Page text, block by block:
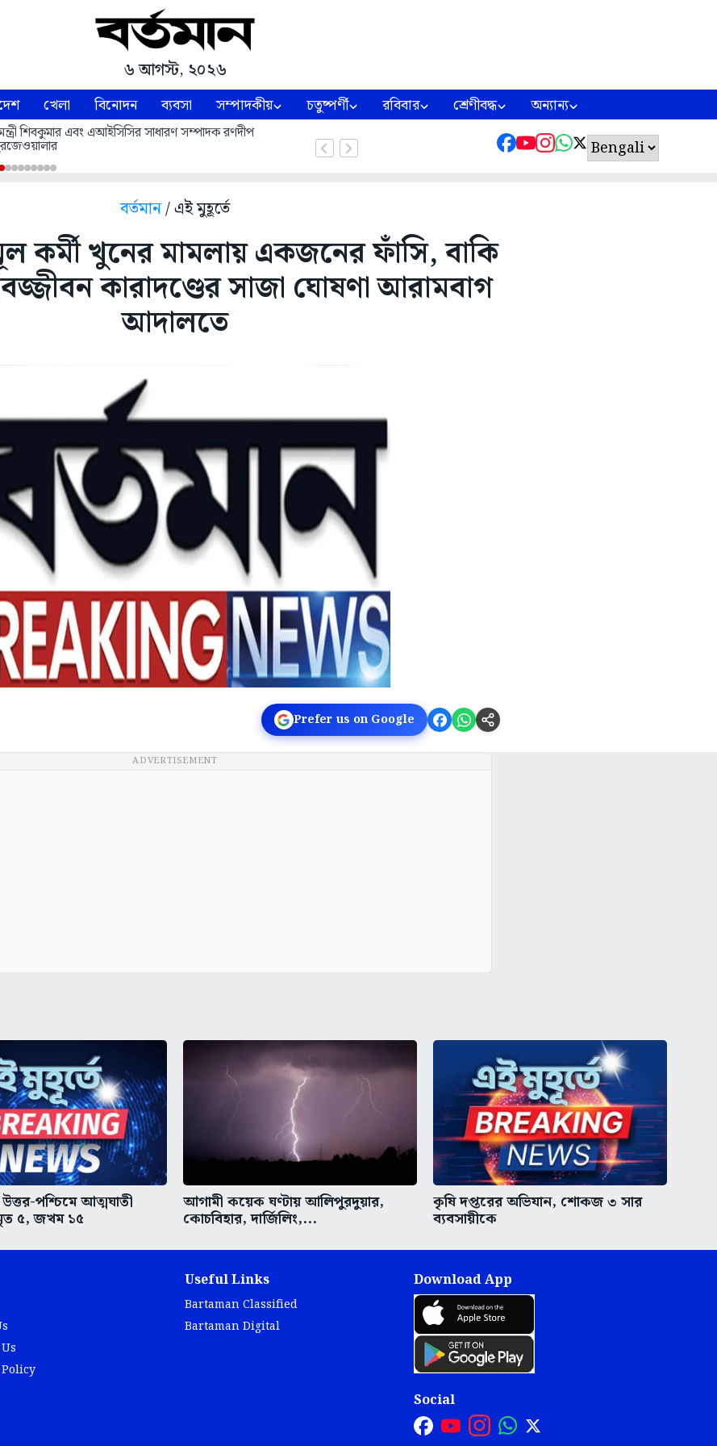
৬ আগস্ট, ২০২৬
খেলা বিনোদন ব্যবসা সম্পাদকীয় চতুষ্পর্ণী রবিবার শ্রেণীবদ্ধ অন্যান্য
শিবকুমার এবং এআইসিসির সাধারণ সম্পাদক রণদীপ
বর্তমান/ এই মুহূর্তে
কর্মী খুনের মামলায় একজনের ফাঁসি, বাকি
কারাদণ্ডের সাজা ঘোষণা আরামবাগ
আদালতে
Prefer us on Google
ADVERTISEMENT
উত্তর-পশ্চিমে আত্মঘাতী
৫, জখম ১৫
আগামী কয়েক ঘণ্টায় আলিপুরদুয়ার,
কোচবিহার, দার্জিলিং,...
কৃষি দপ্তরের অভিযান, শোকজ ৩ সার
ব্যবসায়ীকে
Useful Links
Bartaman Classified
Bartaman Digital
Download App
Social